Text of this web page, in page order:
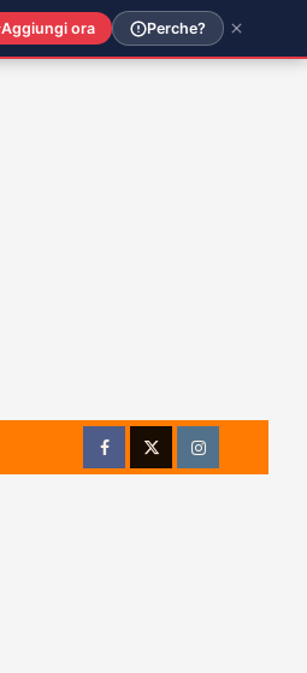
FacebookTwitterInstagram
Aggiungi ora Perche?